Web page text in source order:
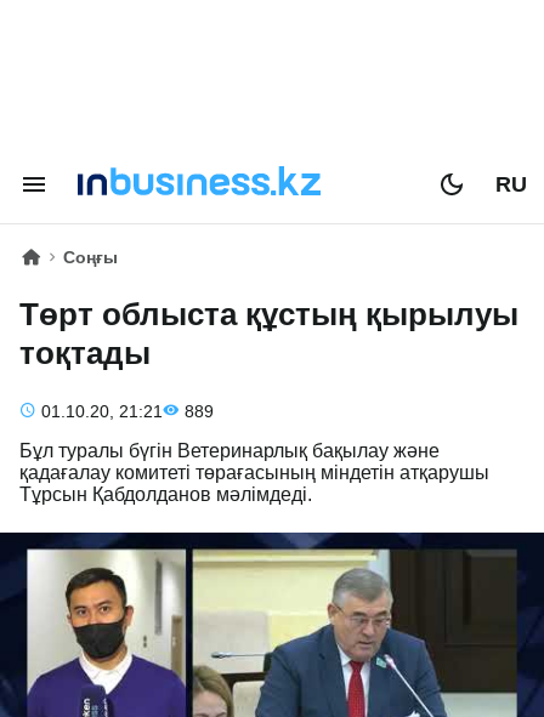
RU
Соңғы
Төрт облыста құстың қырылуы
тоқтады
01.10.20, 21:21 889
Бұл туралы бүгін Ветеринарлық бақылау және
қадағалау комитеті төрағасының міндетін атқарушы
Тұрсын Қабдолданов мәлімдеді.